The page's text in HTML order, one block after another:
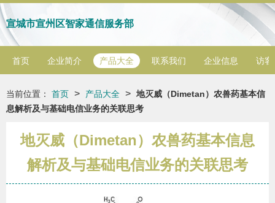
宣城市宣州区智家通信服务部
首页 企业简介 产品大全 联系我们 企业信息 访客
当前位置： 首页 > 产品大全 > 地灭威（Dimetan）农兽药基本信
息解析及与基础电信业务的关联思考
地灭威（Dimetan）农兽药基本信息
解析及与基础电信业务的关联思考